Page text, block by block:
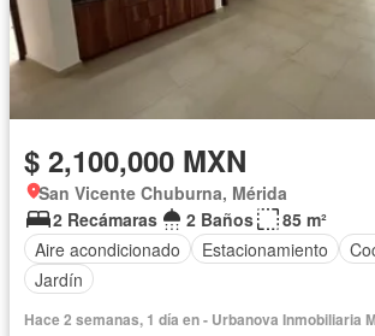
$ 2,100,000 MXN
San Vicente Chuburna, Mérida
2 Recámaras
2 Baños
85 m²
Aire acondicionado
Estacionamiento
Jardín
Hace 2 semanas, 1 día en - Urbanova Inmobiliaria